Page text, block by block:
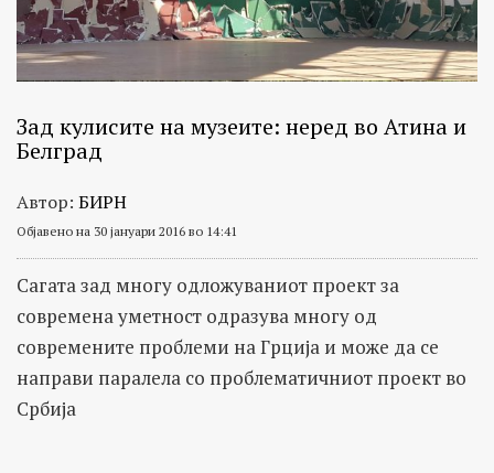
Зад кулисите на музеите: неред во Атина и
Белград
Автор: БИРН
Објавено на 30 јануари 2016 во 14:41
Сагата зад многу одложуваниот проект за
современа уметност одразува многу од
современите проблеми на Грција и може да се
направи паралела со проблематичниот проект во
Србија